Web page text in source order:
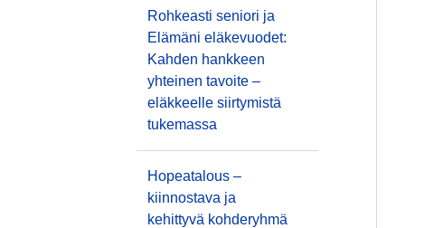
Rohkeasti seniori ja
Elämäni eläkevuodet:
Kahden hankkeen
yhteinen tavoite –
eläkkeelle siirtymistä
tukemassa
Hopeatalous –
kiinnostava ja
kehittyvä kohderyhmä